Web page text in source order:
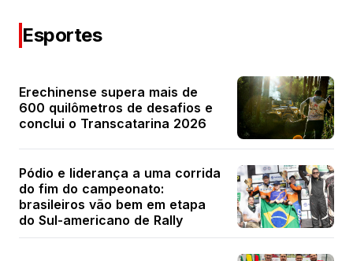
Esportes
Erechinense supera mais de
600 quilômetros de desafios e
conclui o Transcatarina 2026
Pódio e liderança a uma corrida
do fim do campeonato:
brasileiros vão bem em etapa
do Sul-americano de Rally